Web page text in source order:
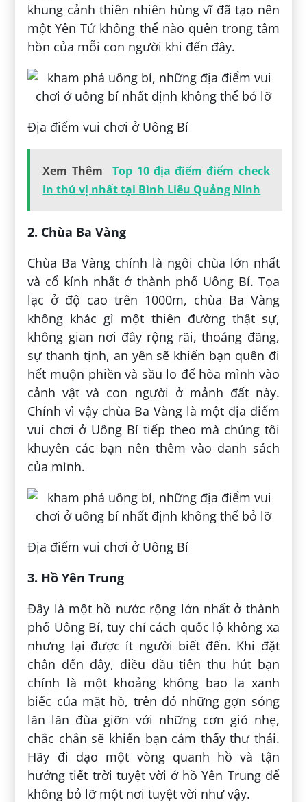
khung cảnh thiên nhiên hùng vĩ đã tạo nên
một Yên Tử không thể nào quên trong tâm
hồn của mỗi con người khi đến đây.
Địa điểm vui chơi ở Uông Bí
Xem Thêm
Top 10 địa điểm điểm check
in thú vị nhất tại Bình Liêu Quảng Ninh
2. Chùa Ba Vàng
Chùa Ba Vàng chính là ngôi chùa lớn nhất
và cổ kính nhất ở thành phố Uông Bí. Tọa
lạc ở độ cao trên 1000m, chùa Ba Vàng
không khác gì một thiên đường thật sự,
không gian nơi đây rộng rãi, thoáng đãng,
sự thanh tịnh, an yên sẽ khiến bạn quên đi
hết muộn phiền và sầu lo để hòa mình vào
cảnh vật và con người ở mảnh đất này.
Chính vì vậy chùa Ba Vàng là một địa điểm
vui chơi ở Uông Bí tiếp theo mà chúng tôi
khuyên các bạn nên thêm vào danh sách
của mình.
Địa điểm vui chơi ở Uông Bí
3. Hồ Yên Trung
Đây là một hồ nước rộng lớn nhất ở thành
phố Uông Bí, tuy chỉ cách quốc lộ không xa
nhưng lại được ít người biết đến. Khi đặt
chân đến đây, điều đầu tiên thu hút bạn
chính là một khoảng không bao la xanh
biếc của mặt hồ, trên đó những gợn sóng
lăn lăn đùa giỡn với những cơn gió nhẹ,
chắc chắn sẽ khiến bạn cảm thấy thư thái.
Hãy đi dạo một vòng quanh hồ và tận
hưởng tiết trời tuyệt vời ở hồ Yên Trung để
không bỏ lỡ một nơi tuyệt vời như vậy.